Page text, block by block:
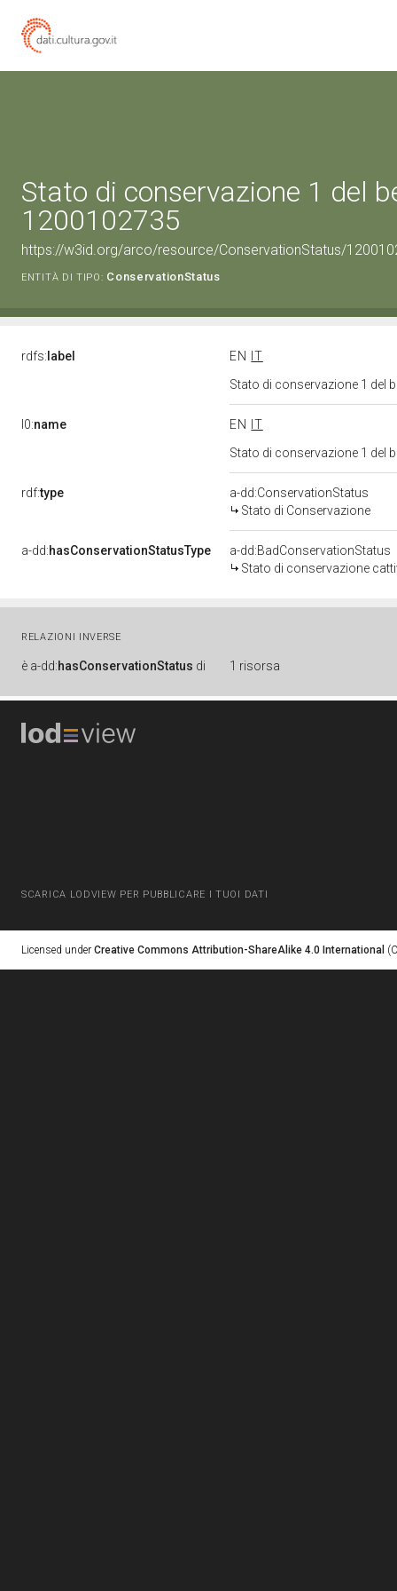
Stato di conservazione 1 del
1200102735
https://w3id.org/arco/resource/ConservationStatus/
ENTITÀ DI TIPO: ConservationStatus
rdfs: label EN
IT
Stato di conservazione 1 del
l0:name EN
IT
Stato di conservazione 1 del
rdf:type
a-dd:ConservationStatus
Stato di Conservazione
a-dd:hasConservationStatusType
a-dd:BadConservationStatus
Stato di conservazione
RELAZIONI INVERSE
è a-dd:hasConservationStatus di 1 risorsa
SCARICA LODVIEW PER PUBBLICARE I TUOI DATI
Licensed under Creative Commons Attribution-ShareAlike 4.0 International